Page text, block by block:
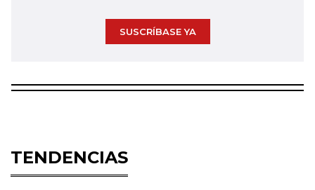
SUSCRÍBASE YA
TENDENCIAS